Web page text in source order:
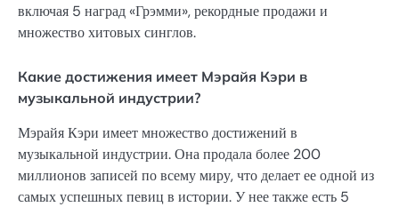
включая 5 наград «Грэмми», рекордные продажи и
множество хитовых синглов.
Какие достижения имеет Мэрайя Кэри в
музыкальной индустрии?
Мэрайя Кэри имеет множество достижений в
музыкальной индустрии. Она продала более 200
миллионов записей по всему миру, что делает ее одной из
самых успешных певиц в истории. У нее также есть 5